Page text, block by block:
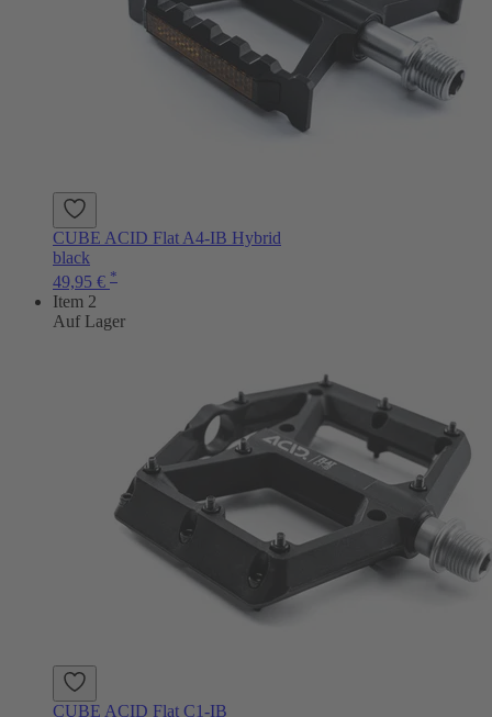
CUBE ACID Flat A4-IB Hybrid
black
49,95 € *
Item 2
Auf Lager
CUBE ACID Flat C1-IB